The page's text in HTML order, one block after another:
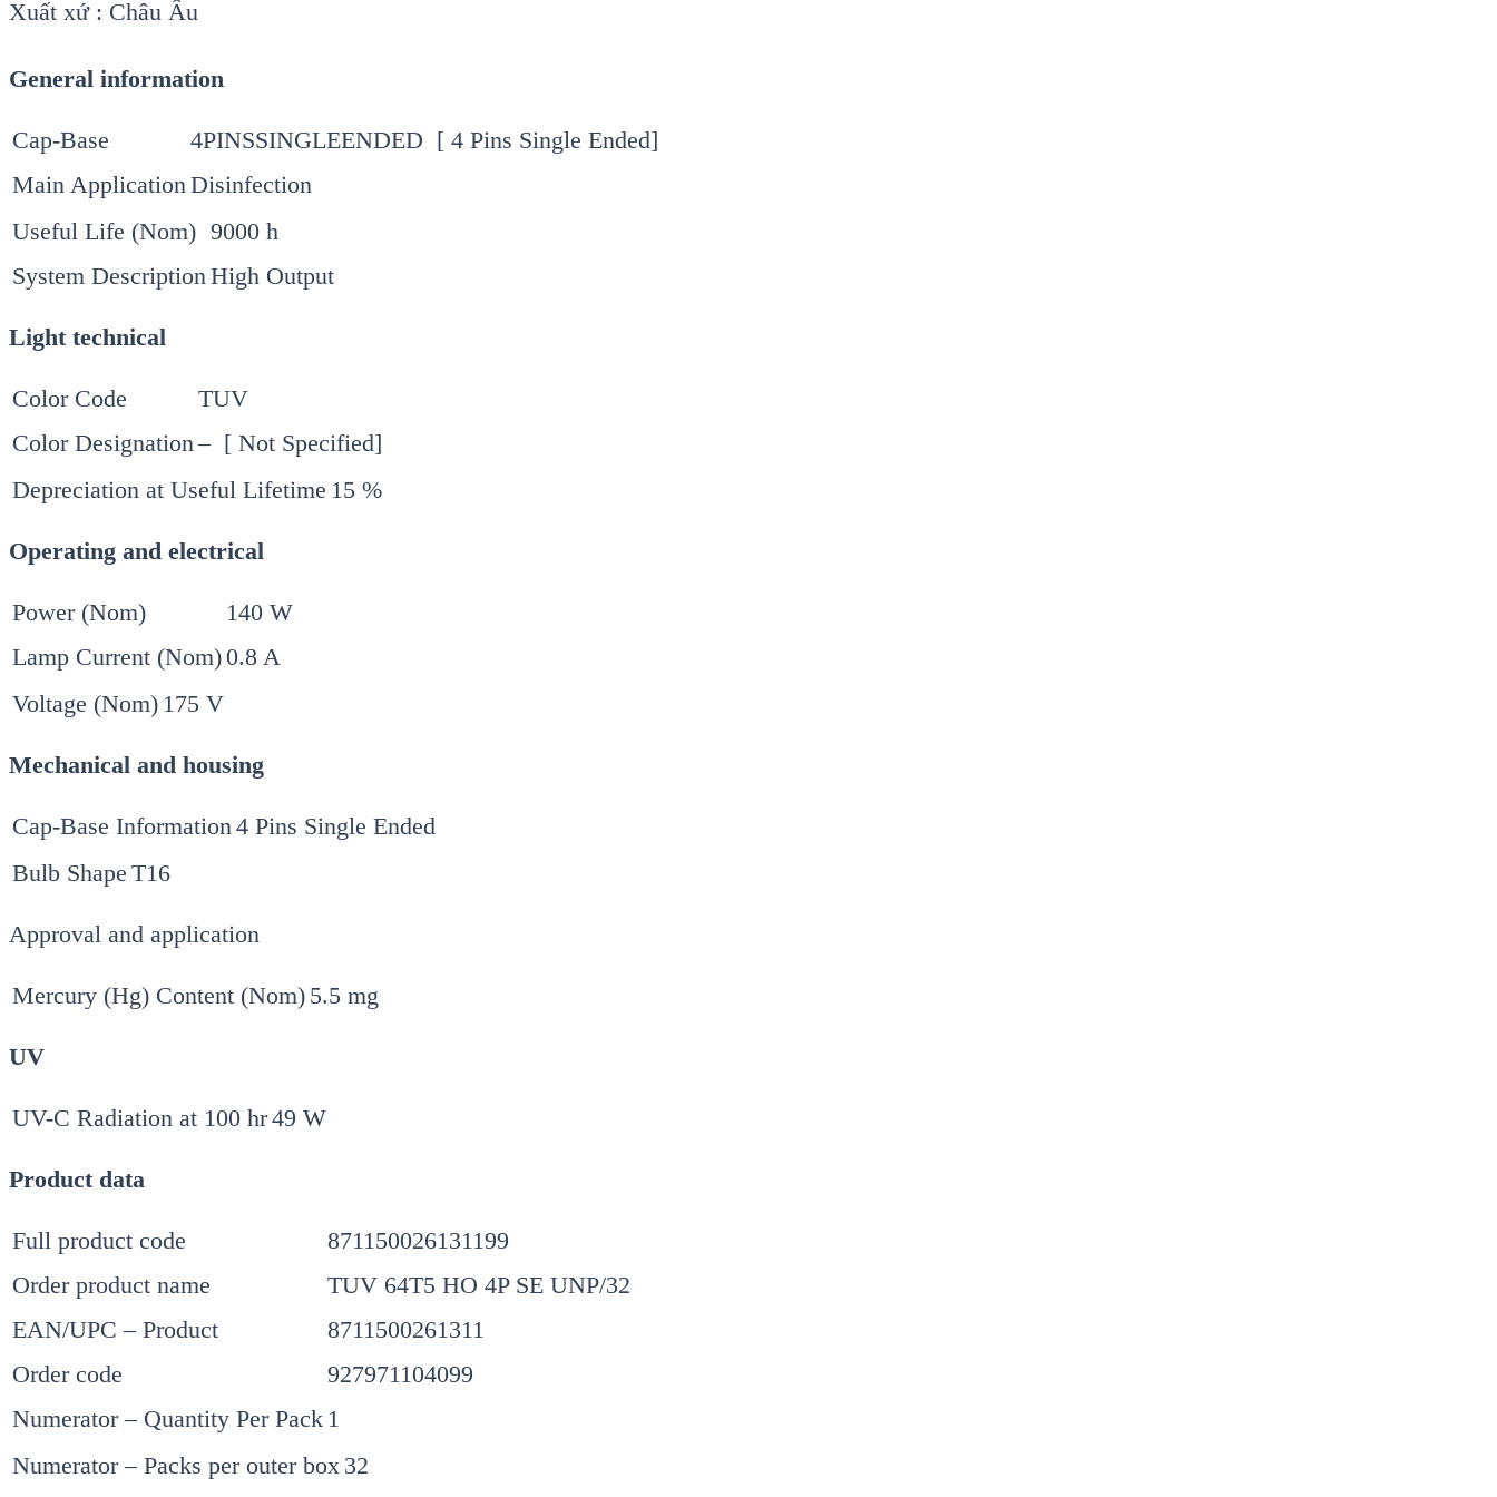
Xuất xứ : Châu Âu
General information
Cap-Base
4PINSSINGLEENDED [ 4 Pins Single Ended]
Main ApplicationDisinfection
Useful Life (Nom) 9000 h
System DescriptionHigh Output
Light technical
Color Code
TUV
Color Designation– [ Not Specified]
Depreciation at Useful Lifetime 15 %
Operating and electrical
Power (Nom)
140 W
Lamp Current (Nom)0.8 A
Voltage (Nom) 175 V
Mechanical and housing
Cap-Base Information4 Pins Single Ended
Bulb Shape T16
Approval and application
Mercury (Hg) Content (Nom) 5.5 mg
UV
UV-C Radiation at 100 hr49 W
Product data
Full product code
871150026131199
Order product name
TUV 64T5 HO 4P SE UNP/32
EAN/UPC – Product
8711500261311
Order code
927971104099
Numerator – Quantity Per Pack 1
Numerator – Packs per outer box 32